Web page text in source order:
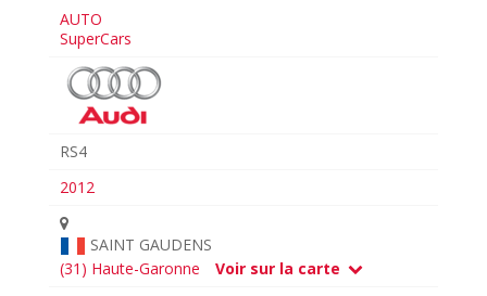
AUTO
SuperCars
RS4
2012
SAINT GAUDENS
(31) Haute-Garonne
Voir sur la carte